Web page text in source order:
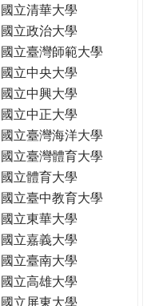
國立清華大學
國立政治大學
國立臺灣師範大學
國立中央大學
國立中興大學
國立中正大學
國立臺灣海洋大學
國立臺灣體育大學
國立體育大學
國立臺中教育大學
國立東華大學
國立嘉義大學
國立臺南大學
國立高雄大學
國立屏東大學